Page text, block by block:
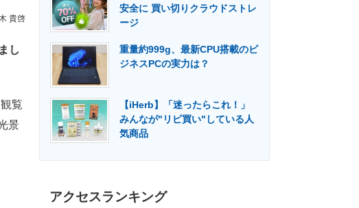
エネルギーの専門メディア 建設×テクノロジーの最前線
貴啓
し
覧
景
安全に 買い切りクラウドストレ
ージ
重量約999g、最新CPU搭載のビ
ジネスPCの実力は？
【iHerb】「迷ったらこれ！」
みんなが"リピ買い"している人
気商品
アクセスランキング